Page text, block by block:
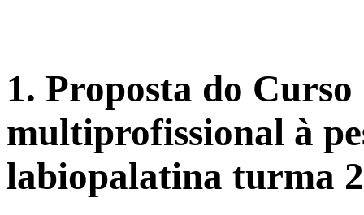
1. Proposta do
multiprofissional à
labiopalatina turma